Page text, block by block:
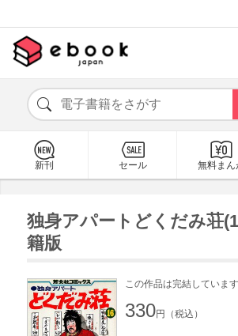
新刊 セール 無料まん
独身アパートどくだみ荘
籍版
この作品は完結していま
330円（税込）